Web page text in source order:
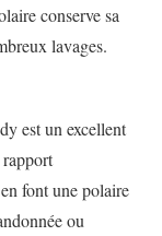
conserve sa
lavages.
est un excellent
font une polaire
ou